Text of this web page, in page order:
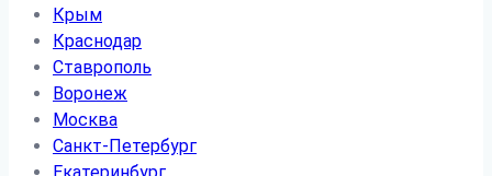
Крым
Краснодар
Ставрополь
Воронеж
Москва
Санкт-Петербург